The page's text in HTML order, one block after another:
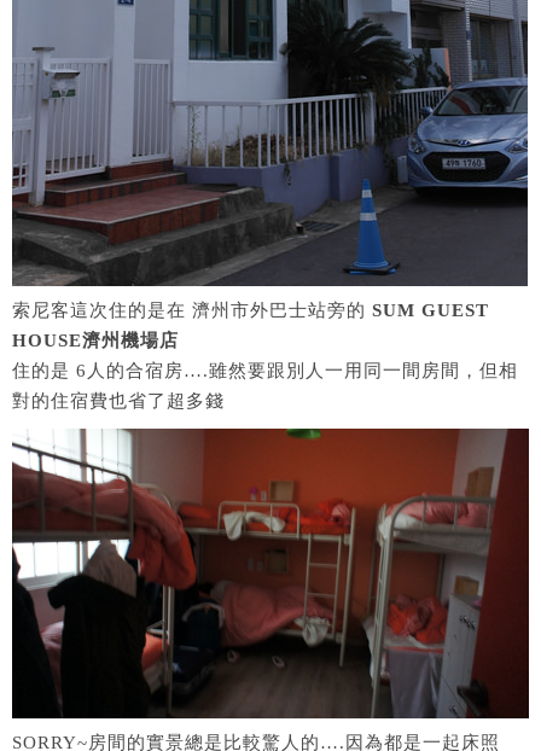
索尼客這次住的是在 濟州市外巴士站旁的 SUM GUEST
HOUSE濟州機場店
住的是 6人的合宿房….雖然要跟別人一用同一間房間，但相
對的住宿費也省了超多錢
SORRY~房間的實景總是比較驚人的….因為都是一起床照